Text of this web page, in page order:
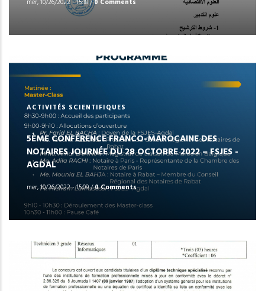
mer, 10/26/2022 - 15:18/0 Comments
ACTIVITÉS SCIENTIFIQUES
5ÈME CONFÉRENCE FRANCO-MAROCAINE DES
NOTAIRES JOURNÉE DU 28 OCTOBRE 2022 – FSJES -
AGDAL
mer, 10/26/2022 - 15:09/0 Comments